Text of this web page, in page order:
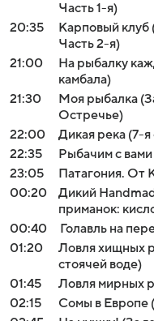
Часть 1-я)
20:35
Карповый
Часть 2-я)
21:00
На рыбалку
камбала)
21:30
Моя рыбалка
Остречье)
22:00
Дикая река (7-я
22:35
Рыбачим с вами
23:05
Патагония. От
00:20
Дикий
приманок:
00:40
Голавль на
01:20
Ловля хищных
стоячей воде)
01:45
Ловля мирных
02:15
Сомы в Европе